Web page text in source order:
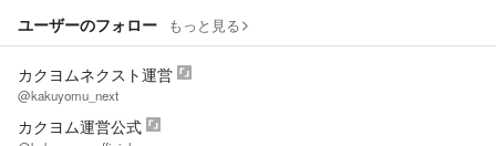
ユーザーのフォロー もっと見る
カクヨムネクスト運営
@kakuyomu_next
カクヨム運営公式